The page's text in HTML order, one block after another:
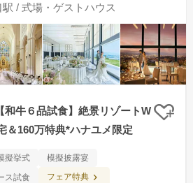
駅 / 式場・ゲストハウス
和牛６品試食】絶景リゾートW
＆160万特典*ハナユメ限定
クリ
擬挙式
模擬披露宴
ス試食
フェア特典